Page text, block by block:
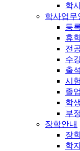
학
학사업무
등
휴
전
수
출
시
졸
학
부
장학안내
장
학